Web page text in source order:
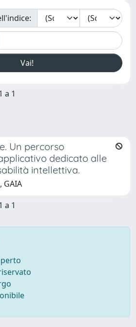
a 1
Un percorso
dedicato alle
intellettiva.
GAIA
a 1